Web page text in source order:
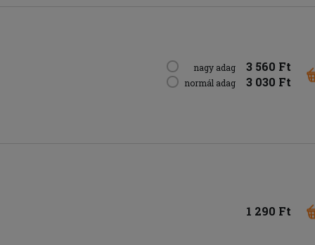
nagy adag 3 560 Ft
normál adag 3 030 Ft
1 290 Ft